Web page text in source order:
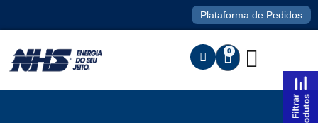
Plataforma de Pedidos
0